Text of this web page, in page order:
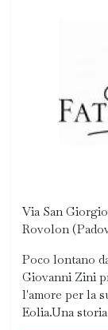
Via San
Rovolon
Poco lontano
Giovanni Zini
l'amore per la
Eolia.Una